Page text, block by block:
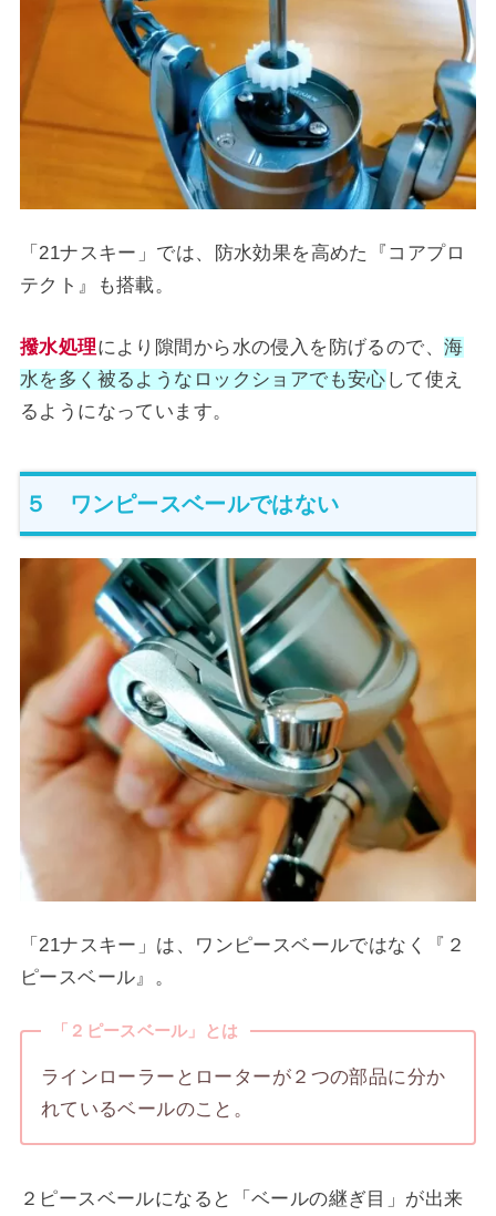
「21ナスキー」では、防水効果を高めた『コアプロ
テクト』も搭載。
撥水処理により隙間から水の侵入を防げるので、海
水を多く被るようなロックショアでも安心 して使え
るようになっています。
５ ワンピースベールではない
「21ナスキー」は、ワンピースベールではなく『２
ピースベール』。
「２ピースベール」とは
ラインローラーとローターが２つの部品に分か
れているベールのこと。
２ピースベールになると「ベールの継ぎ目」が出来